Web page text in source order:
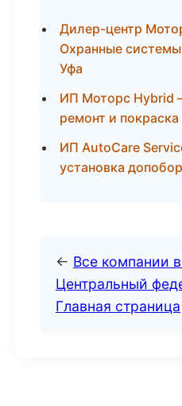
Дилер-центр
Охранные
Уфа
ИП Моторс Hybrid
ремонт и
ИП AutoCare
установка
← Все компании
Центральный
Главная страница